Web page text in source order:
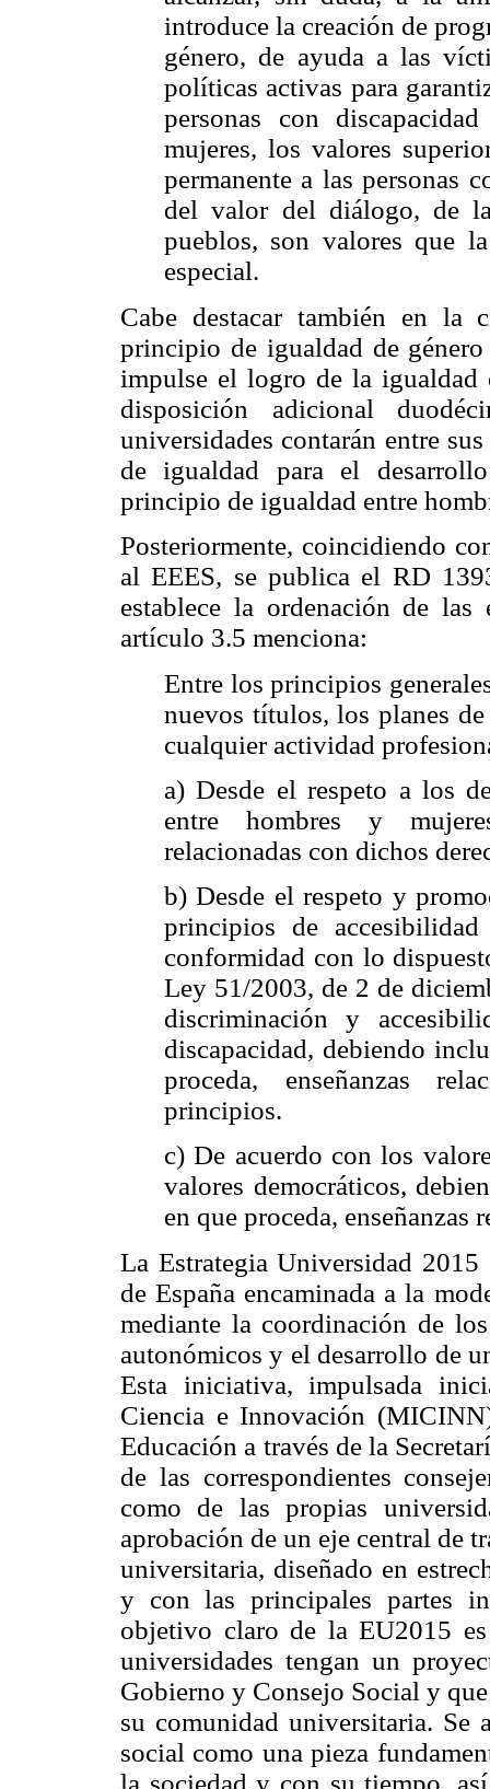
introduce la creación de
género, de ayuda a las
políticas activas para
personas con
mujeres, los valores
permanente a las personas
del valor del diálogo, de
pueblos, son valores que
especial.
Cabe destacar también en la
principio de igualdad de
impulse el logro de la
disposición adicional
universidades contarán entre
de igualdad para el
principio de igualdad entre
Posteriormente, coincidiendo
al EEES, se publica el RD
establece la ordenación de las
artículo 3.5 menciona:
Entre los principios
nuevos títulos, los planes
cualquier actividad
a) Desde el respeto a los
entre hombres y
relacionadas con dichos
b) Desde el respeto y
principios de
conformidad con lo
Ley 51/2003, de 2 de
discriminación y
discapacidad, debiendo
proceda, enseñanzas
principios.
c) De acuerdo con los
valores democráticos,
en que proceda, enseñanzas
La Estrategia Universidad
de España encaminada a la
mediante la coordinación de
autonómicos y el desarrollo de
Esta iniciativa, impulsada
Ciencia e Innovación
Educación a través de la
de las correspondientes
como de las propias
aprobación de un eje central de
universitaria, diseñado en
y con las principales partes
objetivo claro de la EU2015
universidades tengan un
Gobierno y Consejo Social y
su comunidad universitaria. Se
social como una pieza
la sociedad y con su tiempo,